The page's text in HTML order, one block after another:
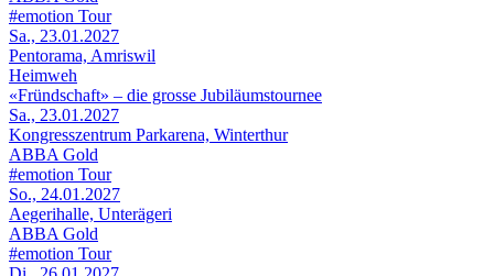
#emotion Tour
Sa., 23.01.2027
Pentorama, Amriswil
Heimweh
«Fründschaft» – die grosse Jubiläumstournee
Sa., 23.01.2027
Kongresszentrum Parkarena, Winterthur
ABBA Gold
#emotion Tour
So., 24.01.2027
Aegerihalle, Unterägeri
ABBA Gold
#emotion Tour